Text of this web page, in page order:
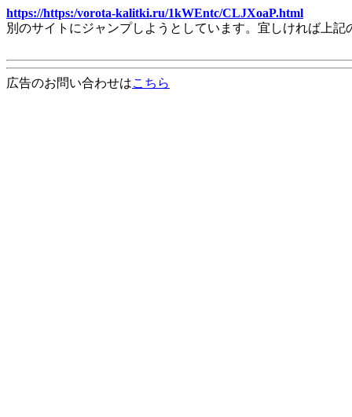
https://https:/vorota-kalitki.ru/1kWEntc/CLJXoaP.html
別のサイトにジャンプしようとしています。宜しければ上
広告のお問い合わせはこちら